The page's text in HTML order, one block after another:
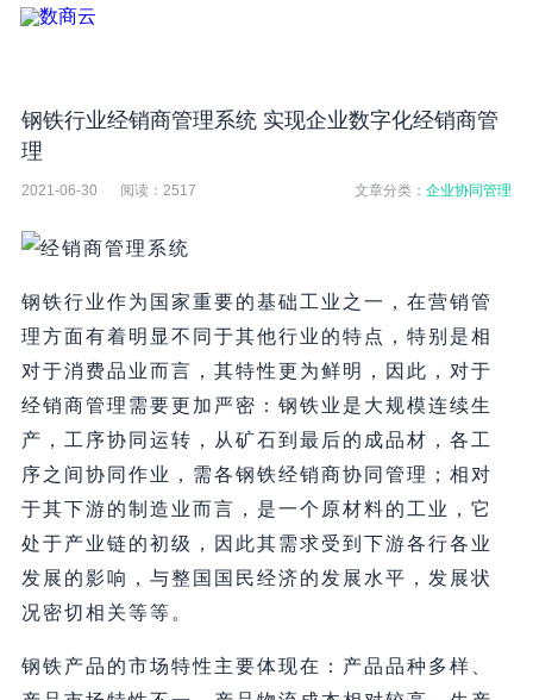
钢铁行业经销商管理系统 实现企业数字化经销商管
理
2021-06-30 阅读： 2517 文章分类：企业协同管理
钢铁行业作为国家重要的基础工业之一，在营销管
理方面有着明显不同于其他行业的特点，特别是相
对于消费品业而言，其特性更为鲜明，因此，对于
经销商管理需要更加严密：钢铁业是大规模连续生
产，工序协同运转，从矿石到最后的成品材，各工
序之间协同作业，需各钢铁经销商协同管理；相对
于其下游的制造业而言，是一个原材料的工业，它
处于产业链的初级，因此其需求受到下游各行各业
发展的影响，与整国国民经济的发展水平，发展状
况密切相关等等。
钢铁产品的市场特性主要体现在：产品品种多样、